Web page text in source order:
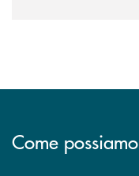
Come possiamo